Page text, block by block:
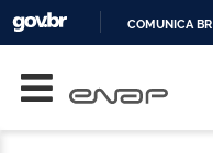
COMUNICA BR